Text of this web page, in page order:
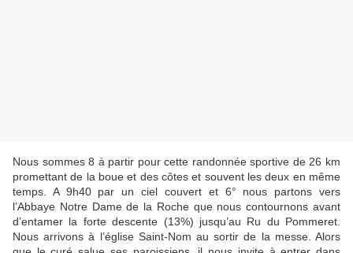
Nous sommes 8 à partir pour cette randonnée sportive de 26 km
promettant de la boue et des côtes et souvent les deux en même
temps. A 9h40 par un ciel couvert et 6° nous partons vers
l’Abbaye Notre Dame de la Roche que nous contournons avant
d’entamer la forte descente (13%) jusqu’au Ru du Pommeret.
Nous arrivons à l’église Saint-Nom au sortir de la messe. Alors